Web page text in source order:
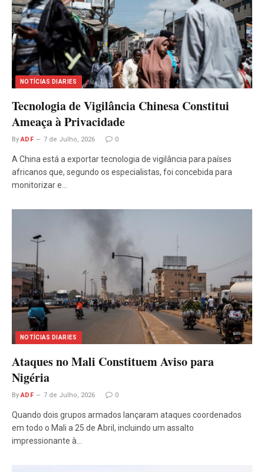
NOTÍCIAS DIARIES
Tecnologia de Vigilância Chinesa Constitui
Ameaça à Privacidade
By ADF 7 de Julho, 2026 0
A China está a exportar tecnologia de vigilância para países
africanos que, segundo os especialistas, foi concebida para
monitorizar e…
NOTÍCIAS DIARIES
Ataques no Mali Constituem Aviso para
Nigéria
By ADF 7 de Julho, 2026 0
Quando dois grupos armados lançaram ataques coordenados
em todo o Mali a 25 de Abril, incluindo um assalto
impressionante à…